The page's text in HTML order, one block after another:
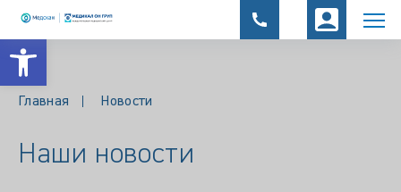
Открыть панель инструментов
Главная Новости
Наши новости